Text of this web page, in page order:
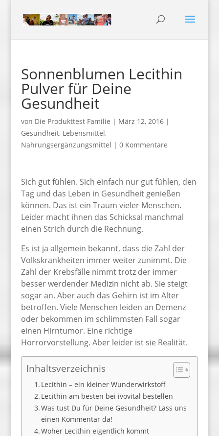
Sonnenblumen Lecithin
Pulver für Deine
Gesundheit
von Die Produkttest Familie | März 12, 2016|
Gesundheit, Lebensmittel,
Nahrungsergänzungsmittel | 0 Kommentare
Sich gut fühlen. Sich einfach nur gut fühlen, den
Tag und das Leben in Gesundheit genießen
können. Das ist ein Traum vieler Menschen.
Leider macht ihnen das Schicksal manchmal
einen Strich durch die Rechnung.
Es ist ja allgemein bekannt, dass die Zahl der
Volkskrankheiten immer weiter zunimmt. Die
Zahl der Krebsfälle nimmt trotz der immer
besser werdender Medizin nicht ab. Sie steigt
sogar an. Aber auch das Gehirn ist im Alter
betroffen. Viele Menschen leiden an Demenz
oder bekommen im schlimmsten Fall sogar
einen Hirntumor. Eine richtige
Horrorvorstellung. Aber leider ist sie Realität.
Inhaltsverzeichnis
Lecithin – ein kleiner Wunderwirkstoff
Lecithin am besten bei ivovital bestellen
Was tust Du für Deine Gesundheit? Lass uns
einen Kommentar da!
Woher Lecithin eigentlich kommt